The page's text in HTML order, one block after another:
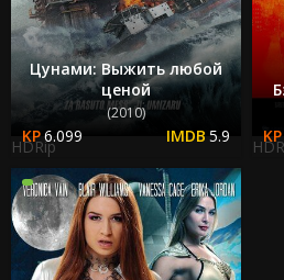
Цунами: Выжить любой
ценой
(2010)
6.099 5.9
HDRip